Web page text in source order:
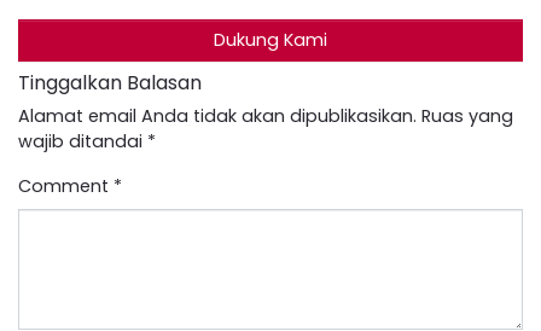
Dukung Kami
Tinggalkan Balasan
Alamat email Anda tidak akan dipublikasikan. Ruas yang
wajib ditandai *
Comment *